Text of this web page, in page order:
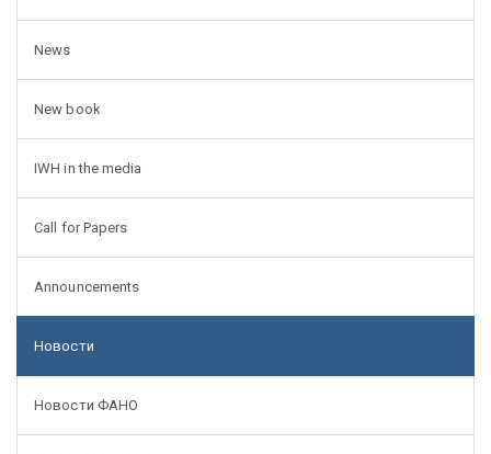
News
New book
IWH in the media
Call for Papers
Announcements
Новости
Новости ФАНО